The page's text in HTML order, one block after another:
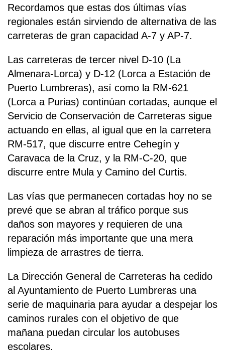
Recordamos que estas dos últimas vías
regionales están sirviendo de alternativa de las
carreteras de gran capacidad A-7 y AP-7.
Las carreteras de tercer nivel D-10 (La
Almenara-Lorca) y D-12 (Lorca a Estación de
Puerto Lumbreras), así como la RM-621
(Lorca a Purias) continúan cortadas, aunque el
Servicio de Conservación de Carreteras sigue
actuando en ellas, al igual que en la carretera
RM-517, que discurre entre Cehegín y
Caravaca de la Cruz, y la RM-C-20, que
discurre entre Mula y Camino del Curtis.
Las vías que permanecen cortadas hoy no se
prevé que se abran al tráfico porque sus
daños son mayores y requieren de una
reparación más importante que una mera
limpieza de arrastres de tierra.
La Dirección General de Carreteras ha cedido
al Ayuntamiento de Puerto Lumbreras una
serie de maquinaria para ayudar a despejar los
caminos rurales con el objetivo de que
mañana puedan circular los autobuses
escolares.